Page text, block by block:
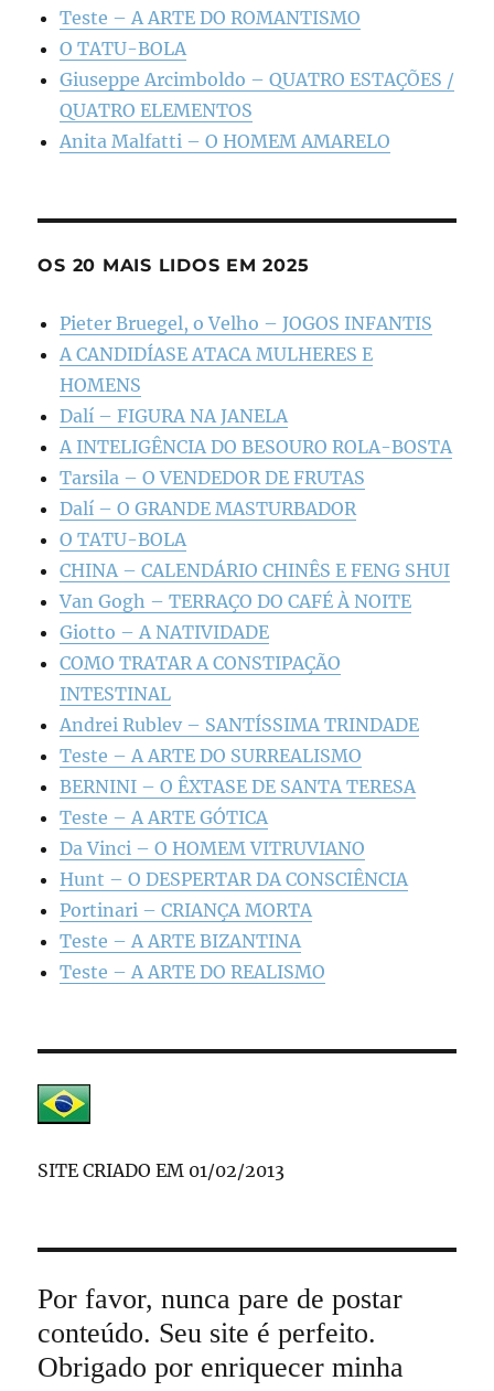
Teste – A ARTE DO ROMANTISMO
O TATU-BOLA
Giuseppe Arcimboldo – QUATRO ESTAÇÕES /
QUATRO ELEMENTOS
Anita Malfatti – O HOMEM AMARELO
OS 20 MAIS LIDOS EM 2025
Pieter Bruegel, o Velho – JOGOS INFANTIS
A CANDIDÍASE ATACA MULHERES E
HOMENS
Dalí – FIGURA NA JANELA
A INTELIGÊNCIA DO BESOURO ROLA-BOSTA
Tarsila – O VENDEDOR DE FRUTAS
Dalí – O GRANDE MASTURBADOR
O TATU-BOLA
CHINA – CALENDÁRIO CHINÊS E FENG SHUI
Van Gogh – TERRAÇO DO CAFÉ À NOITE
Giotto – A NATIVIDADE
COMO TRATAR A CONSTIPAÇÃO
INTESTINAL
Andrei Rublev – SANTÍSSIMA TRINDADE
Teste – A ARTE DO SURREALISMO
BERNINI – O ÊXTASE DE SANTA TERESA
Teste – A ARTE GÓTICA
Da Vinci – O HOMEM VITRUVIANO
Hunt – O DESPERTAR DA CONSCIÊNCIA
Portinari – CRIANÇA MORTA
Teste – A ARTE BIZANTINA
Teste – A ARTE DO REALISMO
SITE CRIADO EM 01/02/2013
Por favor, nunca pare de postar
conteúdo. Seu site é perfeito.
Obrigado por enriquecer minha